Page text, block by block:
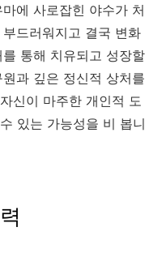
에 사로잡힌 야수가 처
드러워지고 결국 변화
통해 치유되고 성장할
과 깊은 정신적 상처를
신이 마주한 개인적 도
있는 가능성을 비 봅니